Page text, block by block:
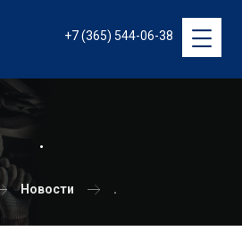
+7 (365) 544-06-38
.
Новости .